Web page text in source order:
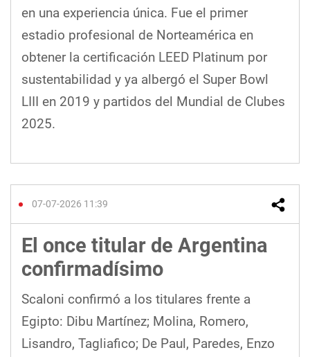
en una experiencia única. Fue el primer
estadio profesional de Norteamérica en
obtener la certificación LEED Platinum por
sustentabilidad y ya albergó el Super Bowl
LIII en 2019 y partidos del Mundial de Clubes
2025.
07-07-2026 11:39
El once titular de Argentina
confirmadísimo
Scaloni confirmó a los titulares frente a
Egipto: Dibu Martínez; Molina, Romero,
Lisandro, Tagliafico; De Paul, Paredes, Enzo